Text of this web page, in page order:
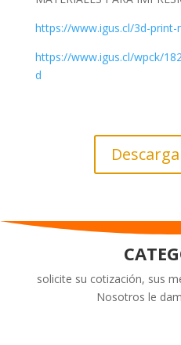
https://www.igus.cl/3d-
https://www.igus.cl/wpck/
d
solicite su cotización, sus
Nosotros le